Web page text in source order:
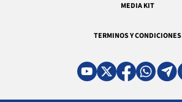
MEDIA KIT
TERMINOS Y CONDICIONES